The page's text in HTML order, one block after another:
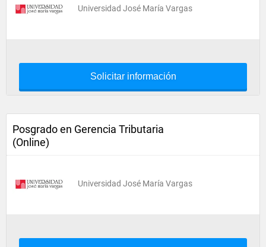
Universidad José María Vargas
Solicitar información
Posgrado en Gerencia Tributaria
(Online)
Universidad José María Vargas